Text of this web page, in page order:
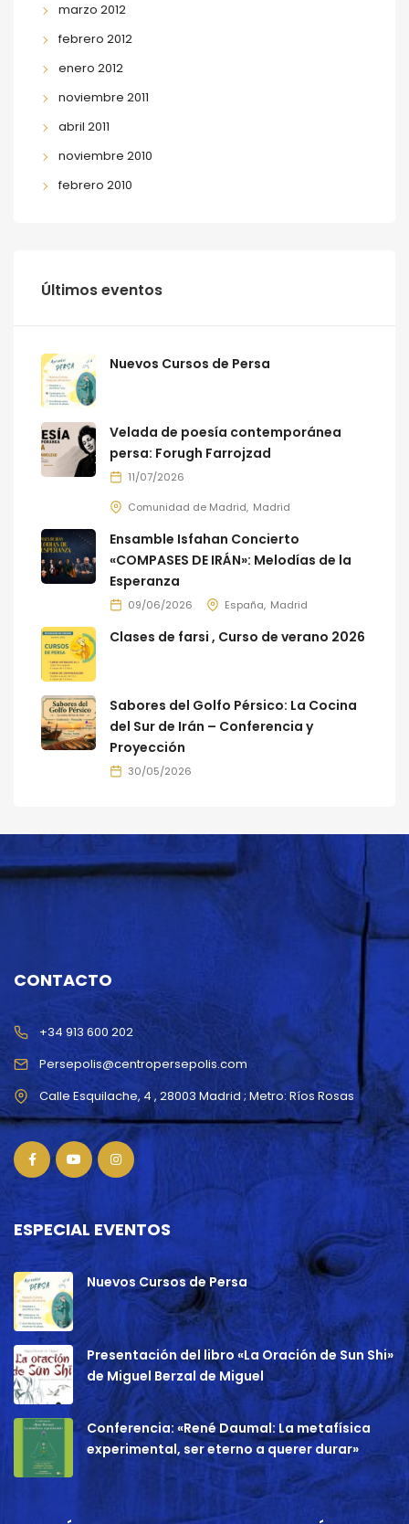
marzo 2012
febrero 2012
enero 2012
noviembre 2011
abril 2011
noviembre 2010
febrero 2010
Últimos eventos
Nuevos Cursos de Persa
Velada de poesía contemporánea
persa: Forugh Farrojzad
11/07/2026
Comunidad de Madrid Madrid
Ensamble Isfahan Concierto
«COMPASES DE IRÁN»: Melodías de la
Esperanza
09/06/2026 España Madrid
Clases de farsi , Curso de verano 2026
Sabores del Golfo Pérsico: La Cocina
del Sur de Irán – Conferencia y
Proyección
30/05/2026
CONTACTO
Persepolis@centropersepolis.com
+34 913 600 202
ESPECIAL EVENTOS
Nuevos Cursos de Persa
Presentación del libro «La Oración de Sun Shi»
de Miguel Berzal de Miguel
Conferencia: «René Daumal: La metafísica
experimental, ser eterno a querer durar»